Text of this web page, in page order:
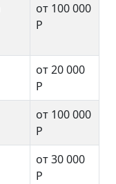
от 100 000
Р
от 20 000
Р
от 100 000
Р
от 30 000
Р